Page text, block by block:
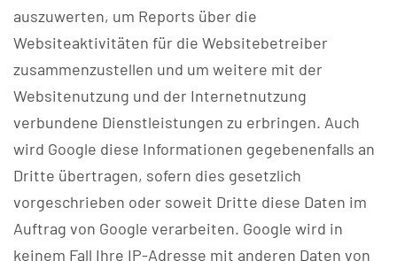
auszuwerten, um Reports über die
Websiteaktivitäten für die Websitebetreiber
zusammenzustellen und um weitere mit der
Websitenutzung und der Internetnutzung
verbundene Dienstleistungen zu erbringen. Auch
wird Google diese Informationen gegebenenfalls an
Dritte übertragen, sofern dies gesetzlich
vorgeschrieben oder soweit Dritte diese Daten im
Auftrag von Google verarbeiten. Google wird in
keinem Fall Ihre IP-Adresse mit anderen Daten von